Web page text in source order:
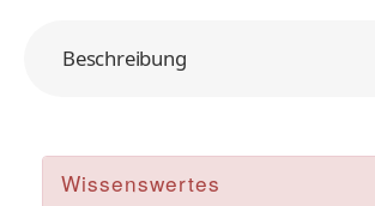
Beschreibung
Wissenswertes